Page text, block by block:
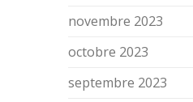
novembre 2023
octobre 2023
septembre 2023